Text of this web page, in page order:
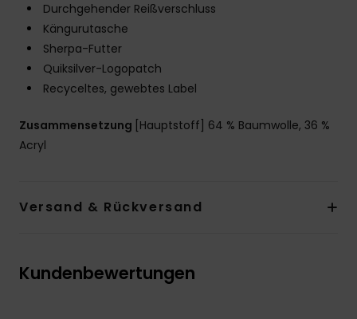
Durchgehender Reißverschluss
Kängurutasche
Sherpa-Futter
Quiksilver-Logopatch
Recyceltes, gewebtes Label
Zusammensetzung [Hauptstoff] 64 % Baumwolle, 36 %
Acryl
Versand & Rückversand
Kundenbewertungen